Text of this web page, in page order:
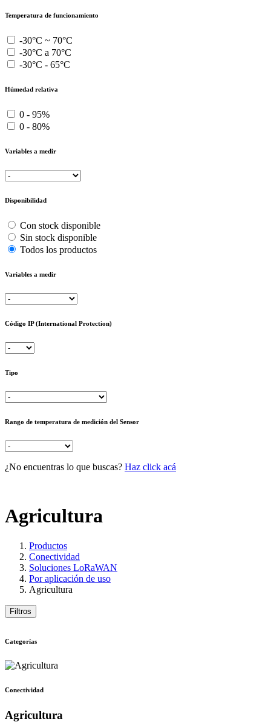
Temperatura de funcionamiento
-30°C ~ 70°C
-30°C a 70°C
-30°C - 65°C
Húmedad relativa
0 - 95%
0 - 80%
Variables a medir
Disponibilidad
Con stock disponible
Sin stock disponible
Todos los productos
Variables a medir
Código IP (International Protection)
Tipo
Rango de temperatura de medición del Sensor
¿No encuentras lo que buscas? Haz click acá
Agricultura
Productos
Conectividad
Soluciones LoRaWAN
Por aplicación de uso
Agricultura
Filtros
Categorías
Conectividad
Agricultura